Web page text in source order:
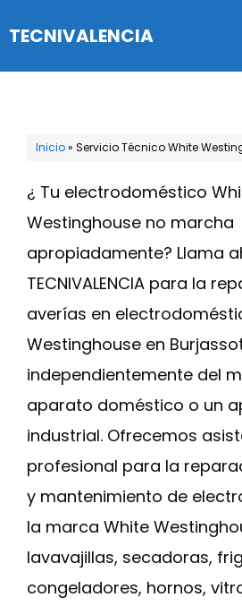
al
contenido
TECNIVALENCIA
Inicio» Servicio Técnico White
¿ Tu electrodoméstico
Westinghouse no marcha
apropiadamente? Llama
TECNIVALENCIA para la
averías en
Westinghouse en
independientemente del
aparato doméstico o un
industrial. Ofrecemos
profesional para la
y mantenimiento de
la marca White
lavavajillas, secadoras,
congeladores, hornos,